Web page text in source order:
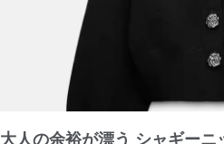
大人の余裕が漂う シャギー